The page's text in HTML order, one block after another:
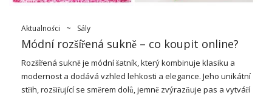
Aktualności ~ Sály
Módní rozšířená sukně – co koupit online?
Rozšířená sukně je módní šatník, který kombinuje klasiku a
modernost a dodává vzhled lehkosti a elegance. Jeho unikátní
střih, rozšiřující se směrem dolů, jemně zvýrazňuje pas a vytváří